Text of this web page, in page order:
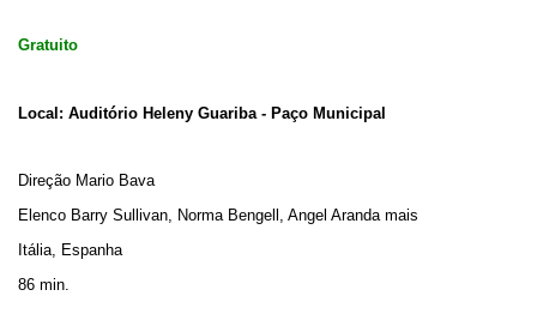
Gratuito
Local: Auditório Heleny Guariba - Paço Municipal
Direção Mario Bava
Elenco Barry Sullivan, Norma Bengell, Angel Aranda mais
Itália, Espanha
86 min.